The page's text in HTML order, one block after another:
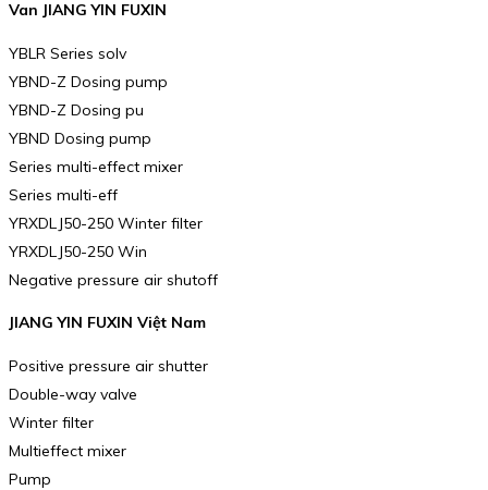
Van JIANG YIN FUXIN
YBLR Series solv
YBND-Z Dosing pump
YBND-Z Dosing pu
YBND Dosing pump
Series multi-effect mixer
Series multi-eff
YRXDLJ50-250 Winter filter
YRXDLJ50-250 Win
Negative pressure air shutoff
JIANG YIN FUXIN Việt Nam
Positive pressure air shutter
Double-way valve
Winter filter
Multieffect mixer
Pump